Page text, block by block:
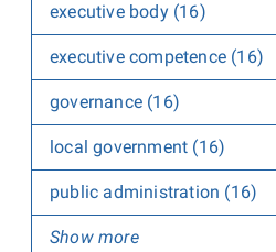
executive body (16)
executive competence (16)
governance (16)
local government (16)
public administration (16)
Show more